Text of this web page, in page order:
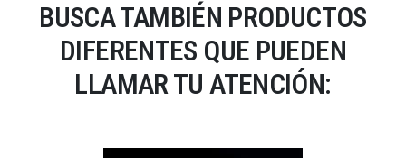
BUSCA TAMBIÉN PRODUCTOS
DIFERENTES QUE PUEDEN
LLAMAR TU ATENCIÓN: